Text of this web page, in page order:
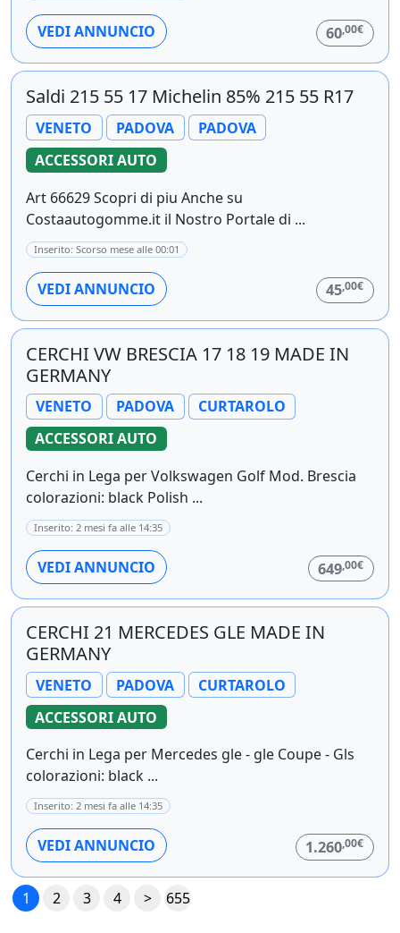
VEDI ANNUNCIO 60,00€
Saldi 215 55 17 Michelin 85% 215 55 R17
VENETO PADOVA
PADOVA
ACCESSORI AUTO
Art 66629 Scopri di piu Anche su
Costaautogomme.it il Nostro Portale di ...
Inserito: Scorso mese alle 00:01
VEDI ANNUNCIO 45,00€
CERCHI VW BRESCIA 17 18 19 MADE IN
GERMANY
VENETO PADOVA
CURTAROLO
ACCESSORI AUTO
Cerchi in Lega per Volkswagen Golf Mod. Brescia
colorazioni: black Polish ...
Inserito: 2 mesi fa alle 14:35
VEDI ANNUNCIO 649,00€
CERCHI 21 MERCEDES GLE MADE IN
GERMANY
VENETO PADOVA
CURTAROLO
ACCESSORI AUTO
Cerchi in Lega per Mercedes gle - gle Coupe - Gls
colorazioni: black ...
Inserito: 2 mesi fa alle 14:35
VEDI ANNUNCIO 1.260,00€
1 2 3 4 > 655